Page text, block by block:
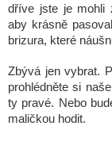
dříve jste je mohli
aby krásně
brizura, které
Zbývá jen vybrat.
prohlédněte si
ty pravé. Nebo
maličkou hodit.